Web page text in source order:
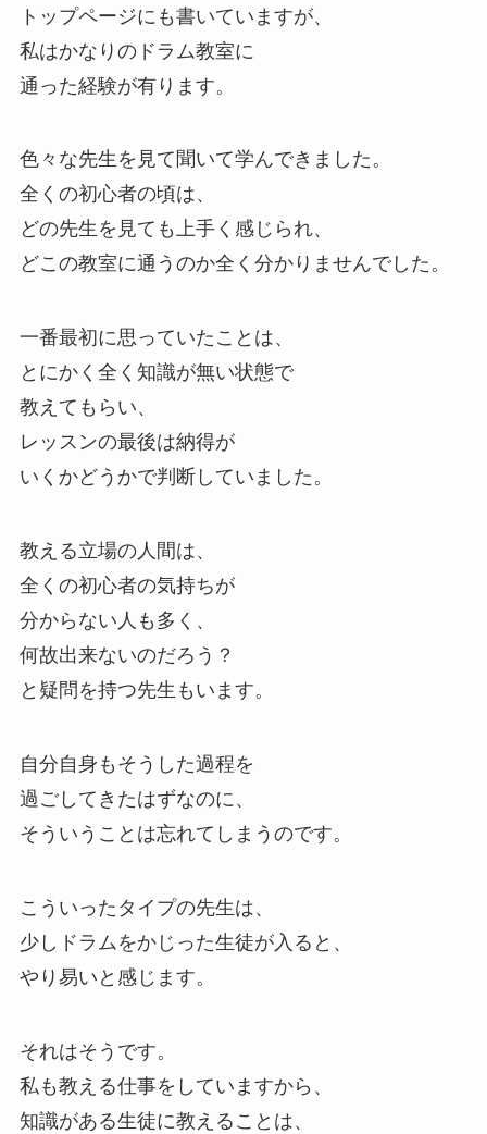
トップページにも書いていますが、
私はかなりのドラム教室に
通った経験が有ります。
色々な先生を見て聞いて学んできました。
全くの初心者の頃は、
どの先生を見ても上手く感じられ、
どこの教室に通うのか全く分かりませんでした。
一番最初に思っていたことは、
とにかく全く知識が無い状態で
教えてもらい、
レッスンの最後は納得が
いくかどうかで判断していました。
教える立場の人間は、
全くの初心者の気持ちが
分からない人も多く、
何故出来ないのだろう？
と疑問を持つ先生もいます。
自分自身もそうした過程を
過ごしてきたはずなのに、
そういうことは忘れてしまうのです。
こういったタイプの先生は、
少しドラムをかじった生徒が入ると、
やり易いと感じます。
それはそうです。
私も教える仕事をしていますから、
知識がある生徒に教えることは、